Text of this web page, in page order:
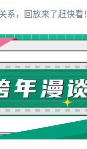
系，回放来了赶快看！